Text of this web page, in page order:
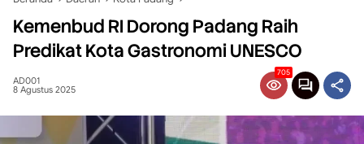
Kemenbud RI Dorong Padang Raih
Predikat Kota Gastronomi UNESCO
AD001
8 Agustus 2025
705